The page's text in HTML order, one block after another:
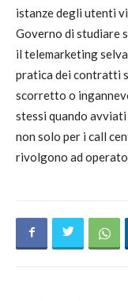
istanze degli utenti
Governo di studiare
il telemarketing
pratica dei contratti
scorretto o
stessi quando
non solo per i call
rivolgono ad